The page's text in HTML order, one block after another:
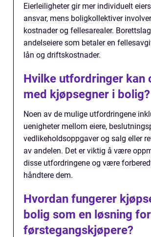
Eierleiligheter gir mer individuelt
ansvar, mens boligkollektiver
kostnader og fellesarealer.
andelseiere som betaler en
lån og driftskostnader.
Hvilke utfordringer kan
med kjøpsegner i bolig?
Noen av de mulige utfordringene
uenigheter mellom eiere,
vedlikeholdsoppgaver og salg eller
av andelen. Det er viktig å være
disse utfordringene og være
håndtere dem.
Hvordan fungerer
bolig som en løsning for
førstegangskjøpere?